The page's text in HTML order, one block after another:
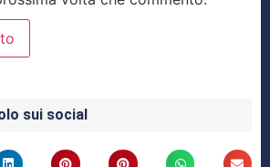
sui social